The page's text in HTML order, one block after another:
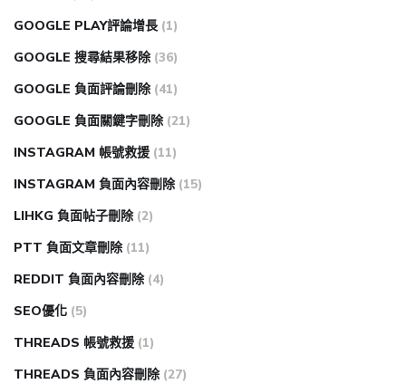
GOOGLE PLAY評論增長 (1)
GOOGLE 搜尋結果移除 (36)
GOOGLE 負面評論刪除 (41)
GOOGLE 負面關鍵字刪除 (21)
INSTAGRAM 帳號救援 (11)
INSTAGRAM 負面內容刪除 (15)
LIHKG 負面帖子刪除 (2)
PTT 負面文章刪除 (11)
REDDIT 負面內容刪除 (4)
SEO優化 (5)
THREADS 帳號救援 (1)
THREADS 負面內容刪除 (27)